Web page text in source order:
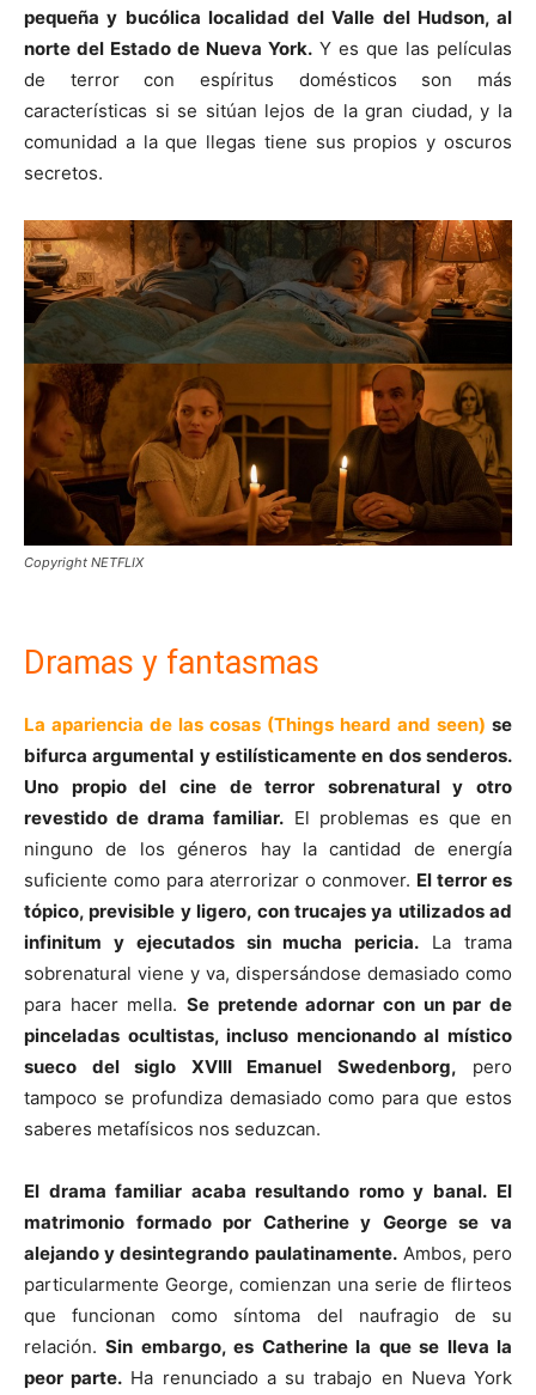
pequeña y bucólica localidad del Valle del Hudson, al
norte del Estado de Nueva York. Y es que las películas
de terror con espíritus domésticos son más
características si se sitúan lejos de la gran ciudad, y la
comunidad a la que llegas tiene sus propios y oscuros
secretos.
Copyright NETFLIX
Dramas y fantasmas
La apariencia de las cosas (Things heard and seen) se
bifurca argumental y estilísticamente en dos senderos.
Uno propio del cine de terror sobrenatural y otro
revestido de drama familiar. El problemas es que en
ninguno de los géneros hay la cantidad de energía
suficiente como para aterrorizar o conmover. El terror es
tópico, previsible y ligero, con trucajes ya utilizados ad
infinitum y ejecutados sin mucha pericia. La trama
sobrenatural viene y va, dispersándose demasiado como
para hacer mella. Se pretende adornar con un par de
pinceladas ocultistas, incluso mencionando al místico
sueco del siglo XVIII Emanuel Swedenborg, pero
tampoco se profundiza demasiado como para que estos
saberes metafísicos nos seduzcan.
El drama familiar acaba resultando romo y banal. El
matrimonio formado por Catherine y George se va
alejando y desintegrando paulatinamente.Ambos, pero
particularmente George, comienzan una serie de flirteos
que funcionan como síntoma del naufragio de su
relación.Sin embargo, es Catherine la que se lleva la
peor parte. Ha renunciado a su trabajo en Nueva York